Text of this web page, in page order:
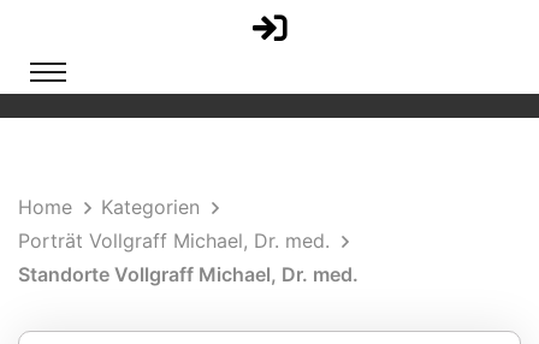
Home
Kategorien
Porträt Vollgraff Michael, Dr. med.
Standorte Vollgraff Michael, Dr. med.